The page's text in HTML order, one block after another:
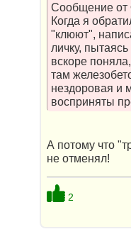
Сообщение от
Когда я
"клюют",
личку,
вскоре
там
нездоровая и
восприняты
А потому что
не отменял!
2